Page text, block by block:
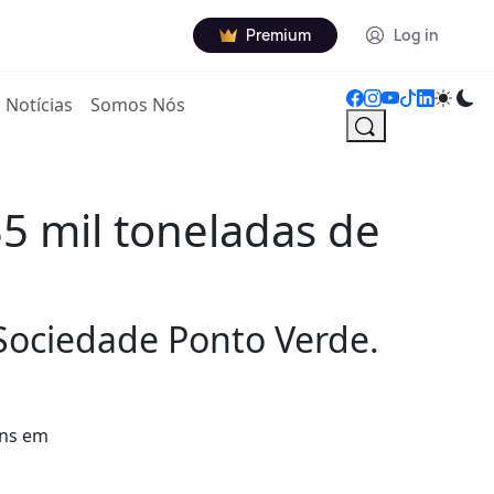
Premium Log in
Notícias Somos Nós
mil toneladas de
Ponto Verde.
em